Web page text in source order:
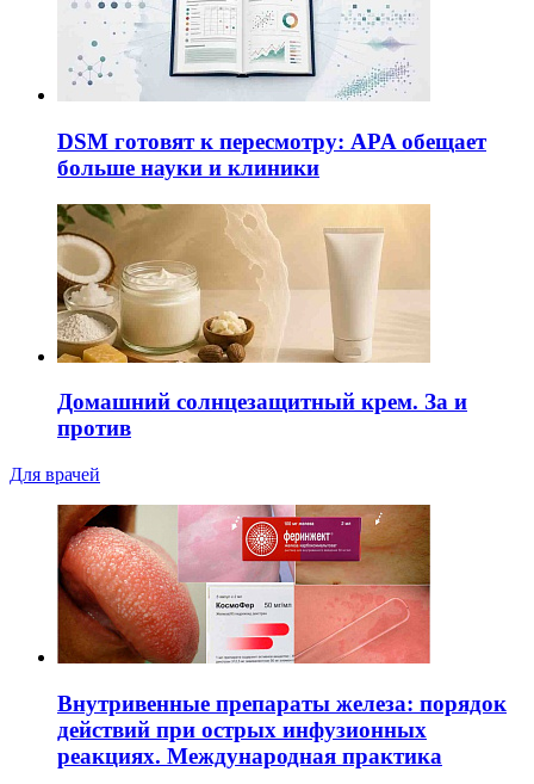
DSM готовят к пересмотру: APA обещает
больше науки и клиники
Домашний солнцезащитный крем. За и
против
Для врачей
Внутривенные препараты железа: порядок
действий при острых инфузионных
реакциях. Международная практика